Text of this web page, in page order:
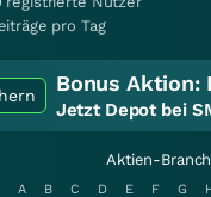
pro Tag
Bonus Aktion:
Jetzt Depot bei
Aktien-
A B C D E F G